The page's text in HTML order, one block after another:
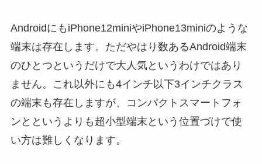
AndroidにもiPhone12miniやiPhone13miniのような
端末は存在します。ただやはり数あるAndroid端末
のひとつというだけで大人気というわけではあり
ません。これ以外にも4インチ以下3インチクラス
の端末も存在しますが、コンパクトスマートフォ
ンとというよりも超小型端末という位置づけで使
い方は難しくなります。